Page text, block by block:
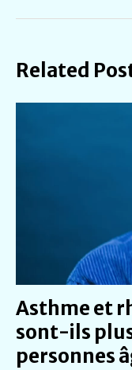
t
n
aRelated
Asthme et
sont-ils
personnes